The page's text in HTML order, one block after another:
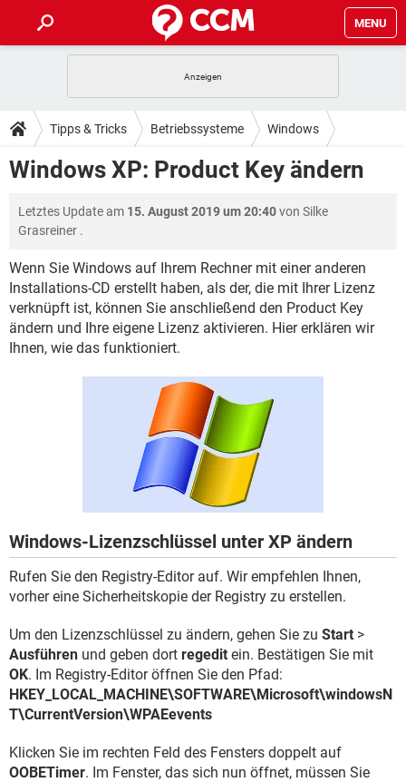
MENU
ANDROID IOS
WINDOWS 10 INSTAGRAM
FACEBOOK
TIPPS & TRICKS
SPIELE STREAMING
ANDROID IOS
WINDOWS 10 INSTAGRAM
FACEBOOK HARDWARE
DOWNLOADS
ANDROID
WHATSAPP TIKTOK
FACEBOOK HARDWARE
FORUM
ANDROID IOS
WINDOWS 10 INSTAGRAM
WHATSAPP TIKTOK
SPIELE STREAMING
ANDROID IOS
WINDOWS 10
HARDWARE
Tipps & Tricks Betriebssysteme Windows
Windows XP
Windows XP: Product Key ändern
Letztes Update am 15. August 2019 um 20:40von Silke
Grasreiner .
Wenn Sie Windows auf Ihrem Rechner mit einer anderen
Installations-CD erstellt haben, als der, die mit Ihrer Lizenz
verknüpft ist, können Sie anschließend den Product Key
ändern und Ihre eigene Lizenz aktivieren. Hier erklären wir
Ihnen, wie das funktioniert.
Windows-Lizenzschlüssel unter XP ändern
Rufen Sie den Registry-Editor auf. Wir empfehlen Ihnen,
vorher eine Sicherheitskopie der Registry zu erstellen.
Um den Lizenzschlüssel zu ändern, gehen Sie zu Start >
Ausführen und geben dort regedit ein. Bestätigen Sie mit
OK. Im Registry-Editor öffnen Sie den Pfad:
HKEY_LOCAL_MACHINE\SOFTWARE\Microsoft\windowsN
T\CurrentVersion\WPAEevents
Klicken Sie im rechten Feld des Fensters doppelt auf
OOBETimer. Im Fenster, das sich nun öffnet, müssen Sie